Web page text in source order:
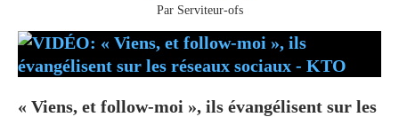
Par Serviteur-ofs
« Viens, et follow-moi », ils évangélisent sur les